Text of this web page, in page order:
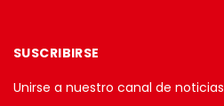
SUSCRIBIRSE
Unirse a nuestro canal de noticias